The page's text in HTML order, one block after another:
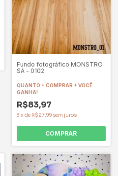
Fundo fotográfico MONSTRO
SA - 0102
QUANTO + COMPRAR + VOCÊ
GANHA!
R$83,97
3 x de R$27,99 sem juros
COMPRAR